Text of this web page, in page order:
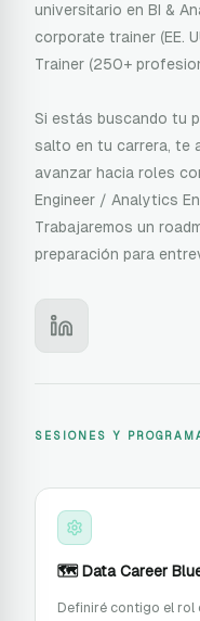
universitario en BI &
corporate trainer (EE.
Trainer (250+
Si estás buscando tu
salto en tu carrera, te
avanzar hacia roles
Engineer / Analytics
Trabajaremos un
preparación para
SESIONES Y
🗺️ Data Career
Definiré contigo el rol